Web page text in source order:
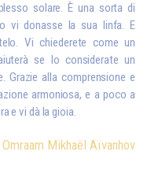
solare. È una sorta di
vi donasse la sua linfa. E
Vi chiederete come un
se lo considerate un
Grazie alla comprensione e
armoniosa, e a poco a
e vi dà la gioia.
Omraam Mikhaël Aïvanhov